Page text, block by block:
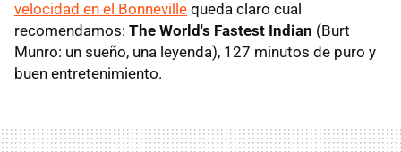
velocidad en el Bonneville queda claro cual
recomendamos: The World's Fastest Indian (Burt
Munro: un sueño, una leyenda), 127 minutos de puro y
buen entretenimiento.